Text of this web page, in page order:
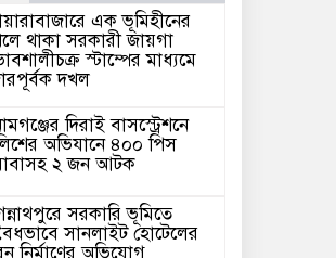
এক ভূমিহীনের
থাকা সরকারী জায়গা
স্টাম্পের মাধ্যমে
দখল
দিরাই বাসস্ট্রেশনে
অভিযানে ৪০০ পিস
২ জন আটক
সরকারি ভূমিতে
সানলাইট হোটেলের
নির্মাণের অভিযোগ